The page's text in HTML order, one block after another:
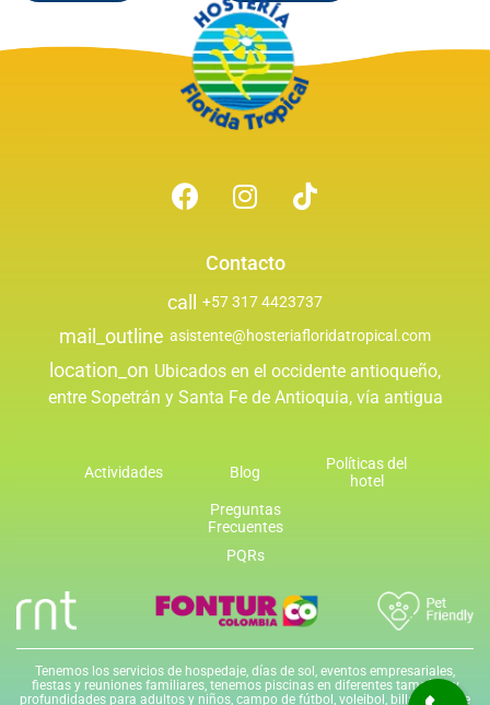
Contacto
call +57 317 4423737
mail_outline asistente@hosteriafloridatropical.com
location_on Ubicados en el occidente antioqueño,
entre Sopetrán y Santa Fe de Antioquia, vía antigua
Actividades Blog
Políticas del
hotel
Preguntas
Frecuentes
PQRs
Tenemos los servicios de hospedaje, días de sol, eventos empresariales,
fiestas y reuniones familiares, tenemos piscinas en diferentes tamaños y
profundidades para adultos y niños, campo de fútbol, voleibol, billar, tenis de